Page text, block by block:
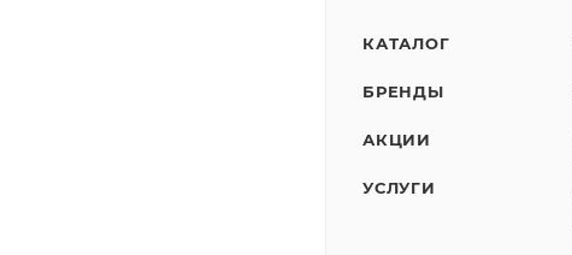
КАТАЛОГ
БРЕНДЫ
АКЦИИ
УСЛУГИ